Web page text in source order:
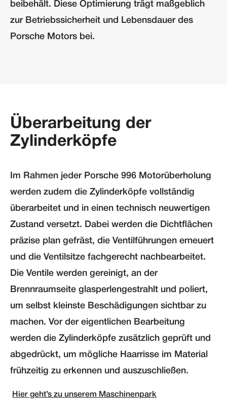
beibehält. Diese Optimierung trägt maßgeblich
zur Betriebssicherheit und Lebensdauer des
Porsche Motors bei.
Überarbeitung der
Zylinderköpfe
Im Rahmen jeder Porsche 996 Motorüberholung
werden zudem die Zylinderköpfe vollständig
überarbeitet und in einen technisch neuwertigen
Zustand versetzt. Dabei werden die Dichtflächen
präzise plan gefräst, die Ventilführungen erneuert
und die Ventilsitze fachgerecht nachbearbeitet.
Die Ventile werden gereinigt, an der
Brennraumseite glasperlengestrahlt und poliert,
um selbst kleinste Beschädigungen sichtbar zu
machen. Vor der eigentlichen Bearbeitung
werden die Zylinderköpfe zusätzlich geprüft und
abgedrückt, um mögliche Haarrisse im Material
frühzeitig zu erkennen und auszuschließen.
Hier geht’s zu unserem Maschinenpark